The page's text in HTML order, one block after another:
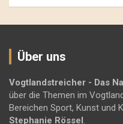
Über uns
Vogtlandstreicher - Das
über die Themen im
Bereichen Sport, Kunst und
Stephanie Rössel.